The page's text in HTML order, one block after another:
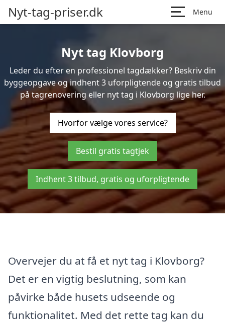
Nyt-tag-priser.dk Menu
Nyt tag Klovborg
Leder du efter en professionel tagdækker? Beskriv din
byggeopgave og indhent 3 uforpligtende og gratis tilbud
på tagrenovering eller nyt tag i Klovborg lige her.
Hvorfor vælge vores service?
Bestil gratis tagtjek
Indhent 3 tilbud, gratis og uforpligtende
Overvejer du at få et nyt tag i Klovborg?
Det er en vigtig beslutning, som kan
påvirke både husets udseende og
funktionalitet. Med det rette tag kan du